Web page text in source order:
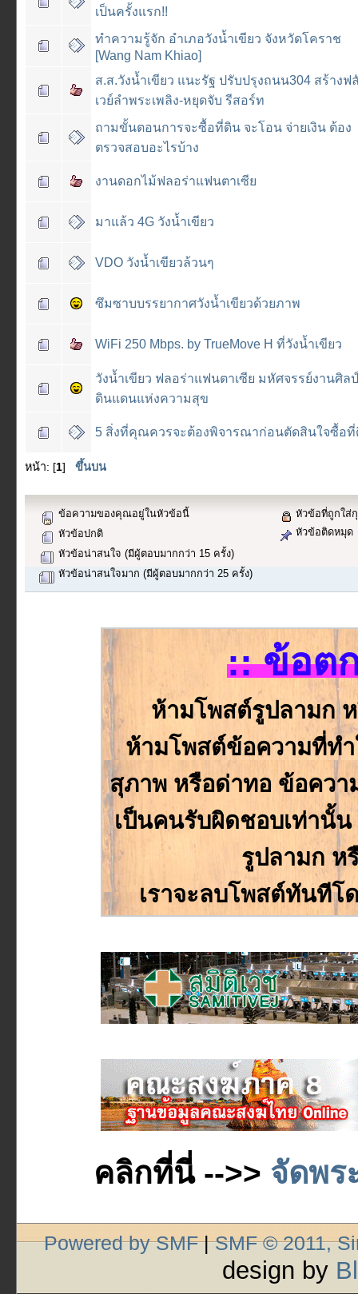
เป็นครั้งแรก!!
ทำความรู้จัก อำเภอวังน้ำเขียว จังหวัดโคราช
[Wang Nam Khiao]
ส.ส.วังน้ำเขียว แนะรัฐ ปรับปรุงถนน304 สร้างฟ
เวย์ลำพระเพลิง-หยุดจับ รีสอร์ท
ถามขั้นตอนการจะซื้อที่ดิน จะโอน จ่ายเงิน ต้อง
ตรวจสอบอะไรบ้าง
งานดอกไม้ฟลอร่าแฟนตาเซีย
มาแล้ว 4G วังน้ำเขียว
VDO วังน้ำเขียวล้วนๆ
ซึมซาบบรรยากาศวังน้ำเขียวด้วยภาพ
WiFi 250 Mbps. by TrueMove H ที่วังน้ำเขียว
วังน้ำเขียว ฟลอร่าแฟนตาเซีย มหัศจรรย์งานศิลป์
ดินแดนแห่งความสุข
5 สิ่งที่คุณควรจะต้องพิจารณาก่อนตัดสินใจซื้อ
หน้า: [1] ขึ้นบน
ข้อความของคุณอยู่ในหัวข้อนี้
หัวข้อปกติ
หัวข้อน่าสนใจ (มีผู้ตอบมากกว่า 15 ครั้ง)
หัวข้อน่าสนใจมาก (มีผู้ตอบมากกว่า 25 ครั้ง)
หัวข้อที่ถูกใส่
หัวข้อติดหมุด
:: ข้อต
ห้ามโพสต์รูปลามก
ห้ามโพสต์ข้อความที่ทำ
สุภาพ หรือด่าทอ ข้อควา
เป็นคนรับผิดชอบเท่านั้น
รูปลามก ห
เราจะลบโพสต์ทันทีโ
คลิกที่นี่ -->> จัดพร
Powered by SMF|SMF © 2011,
design by